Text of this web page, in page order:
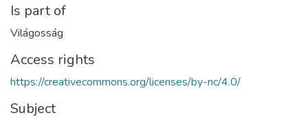
Is part of
Világosság
Access rights
https://creativecommons.org/licenses/by-nc/4.0/
Subject